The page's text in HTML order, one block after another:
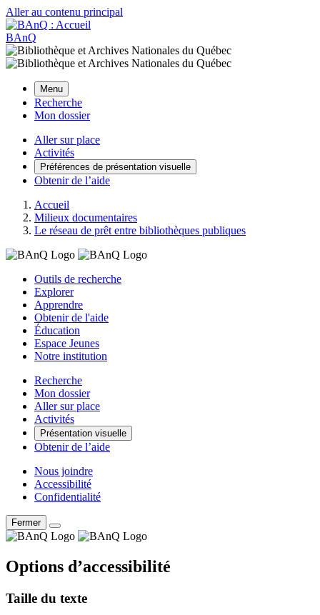
Aller au contenu principal
BAnQ
Menu
Recherche
Mon dossier
Aller sur place
Activités
Préférences de présentation visuelle
Obtenir de l’aide
Accueil
Milieux documentaires
Le réseau de prêt entre bibliothèques publiques
Outils de recherche
Explorer
Apprendre
Obtenir de l'aide
Éducation
Espace Jeunes
Notre institution
Recherche
Mon dossier
Aller sur place
Activités
Présentation visuelle
Obtenir de l’aide
Nous joindre
Accessibilité
Confidentialité
Fermer
Options d’accessibilité
Taille du texte